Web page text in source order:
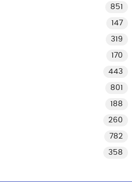
851
147
319
170
443
801
188
260
782
358